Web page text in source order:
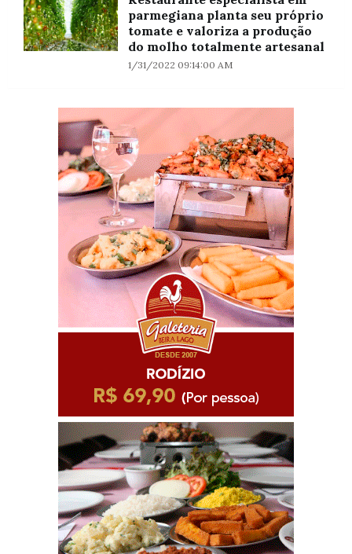
parmegiana planta seu próprio
tomate e valoriza a produção
do molho totalmente artesanal
1/31/2022 09:14:00 AM